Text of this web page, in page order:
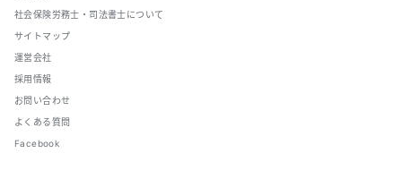
社会保険労務士・司法書士について
サイトマップ
運営会社
採用情報
お問い合わせ
よくある質問
Facebook